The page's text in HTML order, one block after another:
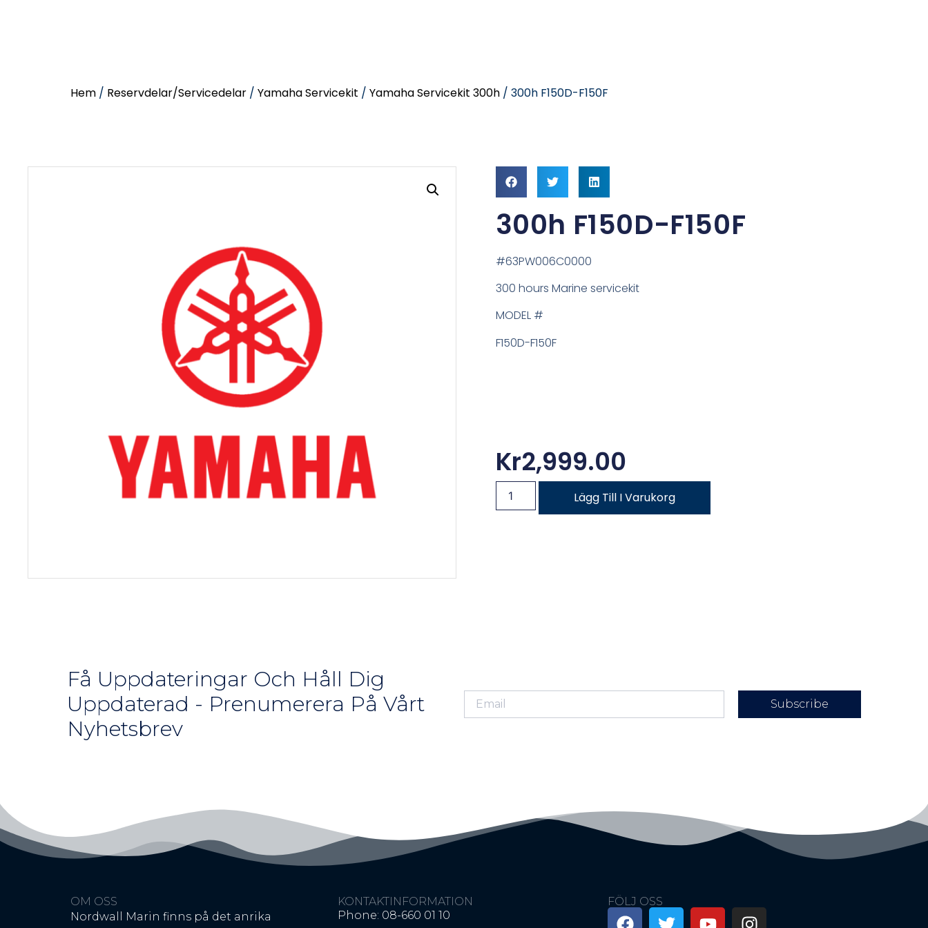
Hem / Reservdelar/Servicedelar / Yamaha Servicekit / Yamaha Servicekit 300h / 300h F150D-F150F
300h F150D-F150F
#63PW006C0000
300 hours Marine servicekit
MODEL #
F150D-F150F
Kr2,999.00
Lägg Till I Varukorg
Få Uppdateringar Och Håll Dig
Uppdaterad - Prenumerera På Vårt
Nyhetsbrev
Subscribe
OM OSS
Nordwall Marin finns på det anrika
KONTAKTINFORMATION
Phone: 08-660 01 10
FÖLJ OSS